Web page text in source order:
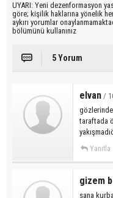
UYARI: Yeni dezenformasyon
göre; kişilik haklarına yönelik
aykırı yorumlar
bölümünü kullanınız
5 Yorum
elvan /
taraftada
Yanıtla
gizem
sana